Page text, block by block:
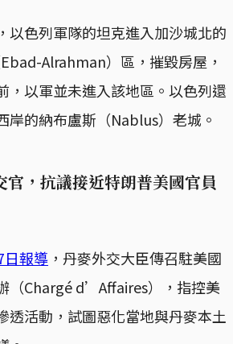
，以色列軍隊的坦克進入加沙城北的
Alrahman）區，摧毀房屋，
，以軍並未進入該地區。以色列還
岸的納布盧斯（Nablus）老城。
官，抗議接近特朗普美國官員
日報導 ，丹麥外交大臣傳召駐美國
（Chargé d’Affaires），指控美
透活動，試圖惡化當地與丹麥本土